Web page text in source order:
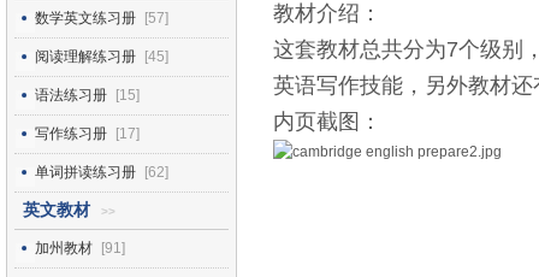
数学英文练习册 [57]
阅读理解练习册 [45]
语法练习册 [15]
写作练习册 [17]
单词拼读练习册 [62]
英文教材 >>
加州教材 [91]
教材介绍：
这套教材总共分为7个级别
英语写作技能，另外教材
内页截图：